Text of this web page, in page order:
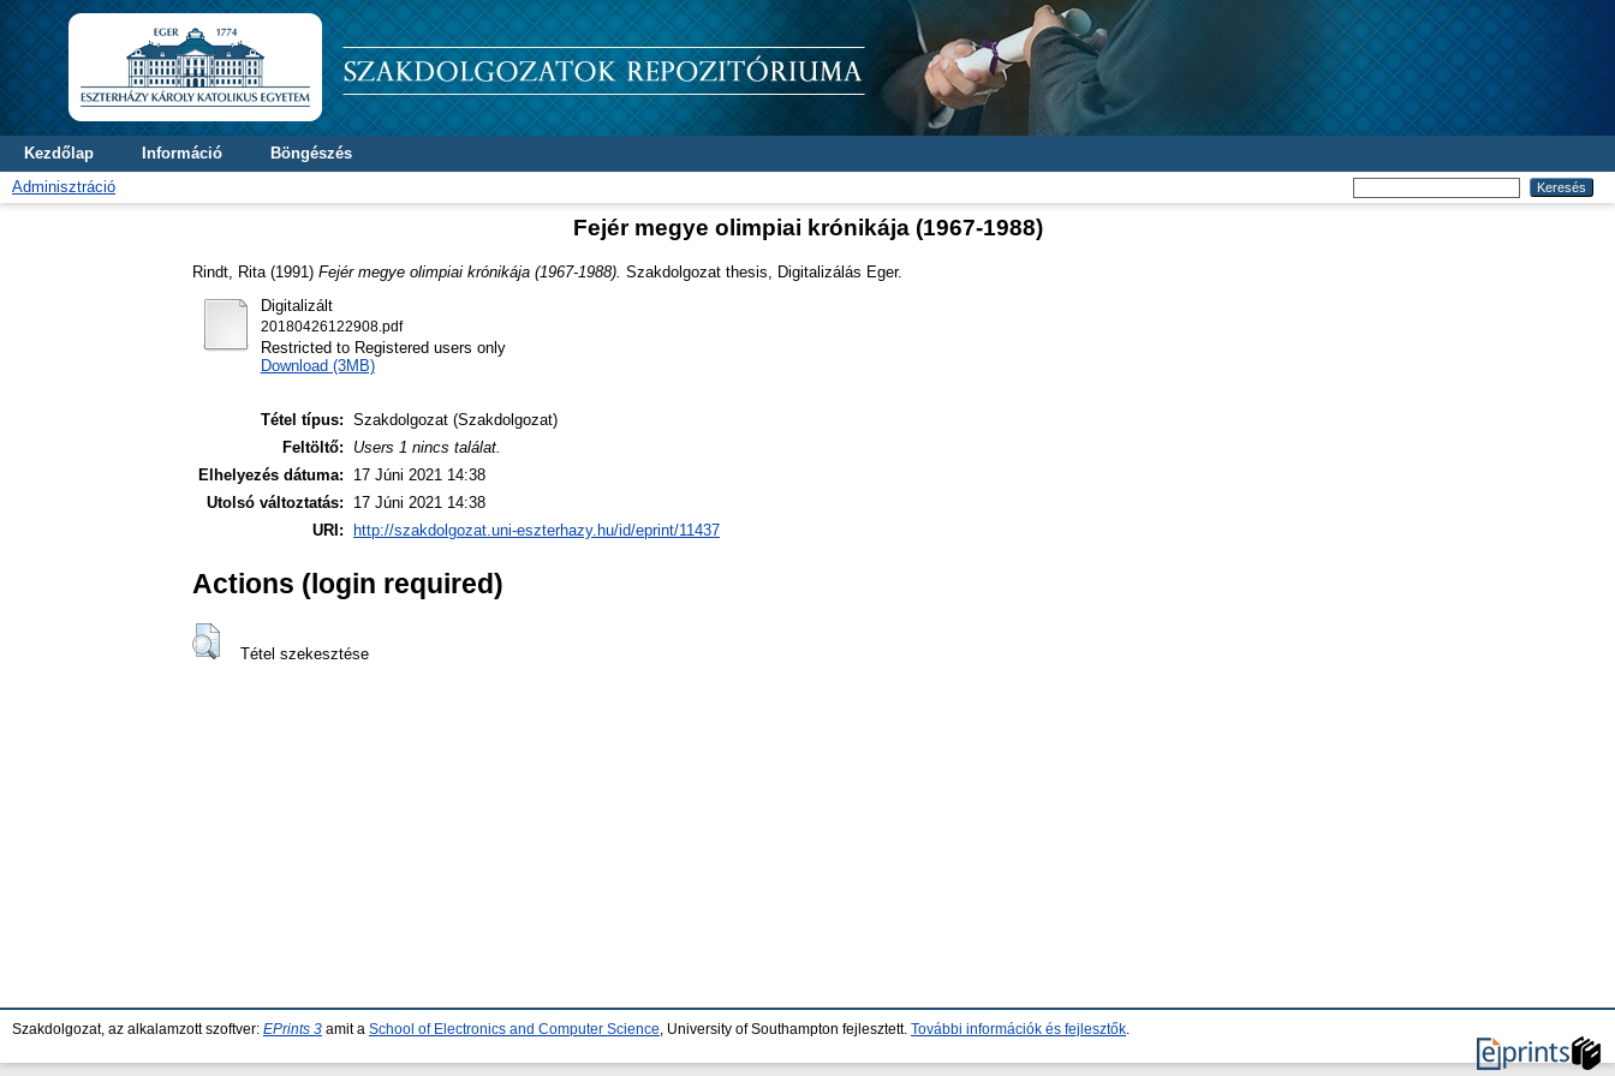
Kezdőlap Információ
Böngészés
Adminisztráció
Fejér megye olimpiai krónikája (1967-1988)
Rindt, Rita (1991) Fejér megye olimpiai krónikája (1967-1988). Szakdolgozat thesis, Digitalizálás Eger.
Digitalizált
20180426122908.pdf
Restricted to Registered users only
Download (3MB)
Tétel típus: Szakdolgozat (Szakdolgozat)
Feltöltő:
Users 1 nincs találat.
Elhelyezés dátuma:
17 Júni 2021 14:38
Utolsó változtatás:
17 Júni 2021 14:38
URI:
http://szakdolgozat.uni-eszterhazy.hu/id/eprint/11437
Actions (login required)
Tétel szekesztése
Szakdolgozat, az alkalamzott szoftver: EPrints 3 amit a School of Electronics and Computer Science , University of Southampton fejlesztett. További információk és fejlesztők